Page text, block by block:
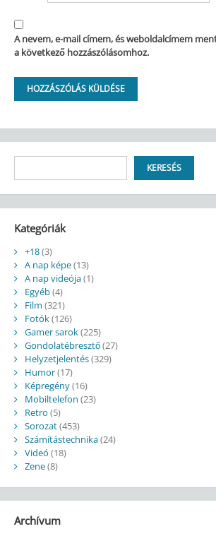
A nevem, e-mail címem, és weboldalcímem
a következő hozzászólásomhoz.
KERESÉS
Kategóriák
+18(3)
A nap képe(13)
A nap videója(1)
Egyéb(4)
Film (321)
Fotók(126)
Gamer sarok(225)
Gondolatébresztő(27)
Helyzetjelentés(329)
Humor(17)
Képregény(16)
Mobiltelefon (23)
Retro (5)
Sorozat(453)
Számítástechnika(24)
Videó (18)
Zene(8)
Archívum